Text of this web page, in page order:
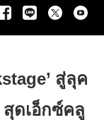
สู่ลุค
สุดเอ็กซ์คลู